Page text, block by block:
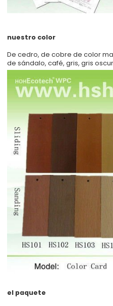
nuestro color
De cedro, de cobre de color
de sándalo, café, gris, gris
el paquete